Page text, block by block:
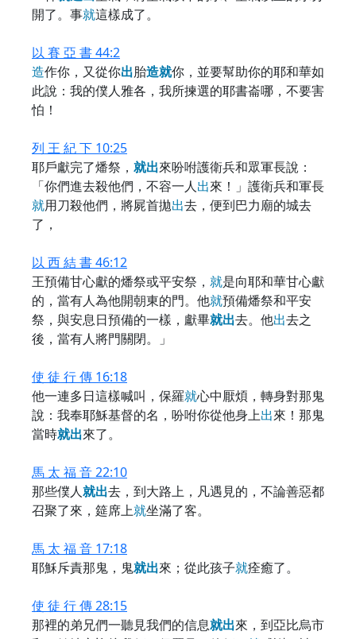
開了。事就這樣成了。
以 賽 亞 書 44:2
造作你，又從你出胎造就你，並要幫助你的耶和華如
此說：我的僕人雅各，我所揀選的耶書崙哪，不要害
怕！
列 王 紀 下 10:25
耶戶獻完了燔祭， 就出來吩咐護衛兵和眾軍長說：
「你們進去殺他們，不容一人出來！」護衛兵和軍長
就用刀殺他們，將屍首拋出去，便到巴力廟的城去
了，
以 西 結 書 46:12
王預備甘心獻的燔祭或平安祭， 就是向耶和華甘心獻
的，當有人為他開朝東的門。他就預備燔祭和平安
祭，與安息日預備的一樣，獻畢就出去。他出去之
後，當有人將門關閉。」
使 徒 行 傳 16:18
他一連多日這樣喊叫，保羅就心中厭煩，轉身對那鬼
說：我奉耶穌基督的名，吩咐你從他身上出來！那鬼
當時就出來了。
馬 太 福 音 22:10
那些僕人就出去，到大路上，凡遇見的，不論善惡都
召聚了來，筵席上就坐滿了客。
馬 太 福 音 17:18
耶穌斥責那鬼，鬼就出來；從此孩子就痊癒了。
使 徒 行 傳 28:15
那裡的弟兄們一聽見我們的信息就出來，到亞比烏市